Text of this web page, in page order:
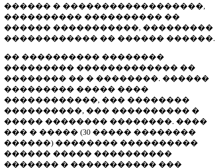
������ � ������������������,
���������� ���������� ��
������ �����������, ���������
������������ �� ������ ������.
�� ���������� ��������
��������� ������������� ��
�������� �� � ��������. ������
��������� ����� ����
������������, ��� ��������
����������, ��� ���������� �
����� �������� ��������. ����
��� � ����� (30 ����� ��������
������) �������� ����������
������ ����� ����������
������� � ����������� ���